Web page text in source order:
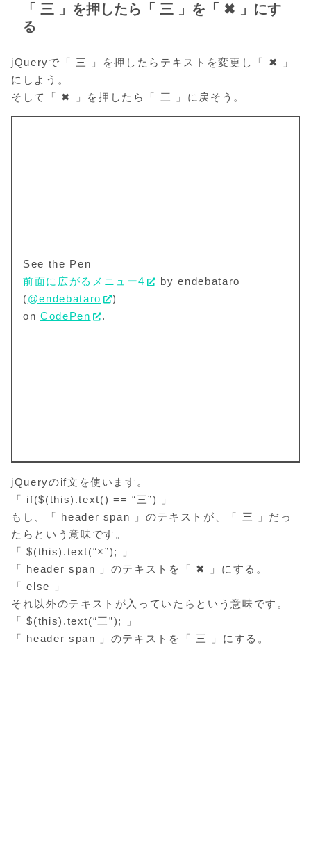
「 三 」を押したら「 三 」を「 ✖ 」にす
る
jQueryで「 三 」を押したらテキストを変更し「 ✖ 」
にしよう。
そして「 ✖ 」を押したら「 三 」に戻そう。
See the Pen
前面に広がるメニュー4
by endebataro
(@endebataro
)
on CodePen .
jQueryのif文を使います。
「 if($(this).text() == “三”) 」
もし、「 header span 」のテキストが、「 三 」だっ
たらという意味です。
「 $(this).text(“×”); 」
「 header span 」のテキストを「 ✖ 」にする。
「 else 」
それ以外のテキストが入っていたらという意味です。
「 $(this).text(“三”); 」
「 header span 」のテキストを「 三 」にする。